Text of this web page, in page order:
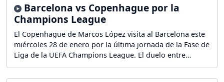
Barcelona vs Copenhague por la
Champions League
El Copenhague de Marcos López visita al Barcelona este
miércoles 28 de enero por la última jornada de la Fase de
Liga de la UEFA Champions League. El duelo entre